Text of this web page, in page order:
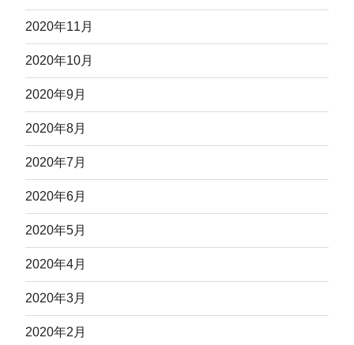
2020年11月
2020年10月
2020年9月
2020年8月
2020年7月
2020年6月
2020年5月
2020年4月
2020年3月
2020年2月